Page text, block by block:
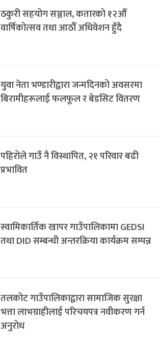
ठकुरी सहयोग सञ्जाल, कतारको १२औँ
वार्षिकोत्सव तथा आठौँ अधिवेशन हुँदै
युवा नेता भण्डारीद्वारा जन्मदिनको अवसरमा
बिरामीहरूलाई फलफूल र बेडसिट वितरण
पहिरोले गाउँ नै विस्थापित, २१ परिवार बढी
प्रभावित
स्वामिकार्तिक खापर गाउँपालिकामा GEDSI
तथा DID सम्बन्धी अन्तरक्रिया कार्यक्रम सम्पन्न
तलकोट गाउँपालिकाद्वारा सामाजिक सुरक्षा
भत्ता लाभग्राहीलाई परिचयपत्र नवीकरण गर्न
अनुरोध